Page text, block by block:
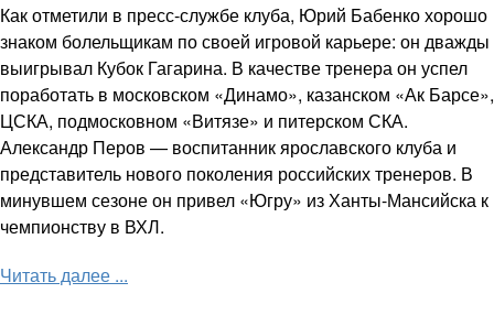
Как отметили в пресс-службе клуба, Юрий Бабенко хорошо
знаком болельщикам по своей игровой карьере: он дважды
выигрывал Кубок Гагарина. В качестве тренера он успел
поработать в московском «Динамо», казанском «Ак Барсе»,
ЦСКА, подмосковном «Витязе» и питерском СКА.
Александр Перов — воспитанник ярославского клуба и
представитель нового поколения российских тренеров. В
минувшем сезоне он привел «Югру» из Ханты-Мансийска к
чемпионству в ВХЛ.
Читать далее ...